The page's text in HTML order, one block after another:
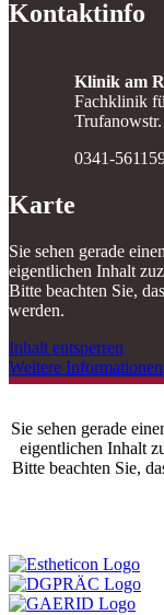
Kontaktinfo
Klinik am
Fachklinik
0341-
Karte
Sie sehen gerade
eigentlichen Inhalt
Bitte beachten Sie,
werden.
Inhalt entsperren
Weitere Informationen
Sie sehen gerade
eigentlichen Inhalt
Bitte beachten Sie,